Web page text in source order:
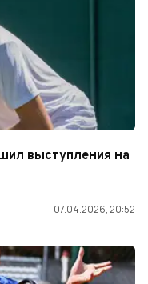
выступления на
07.04.2026, 20:52